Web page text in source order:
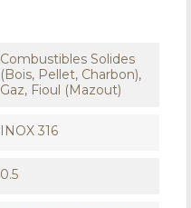
Combustibles Solides
(Bois, Pellet, Charbon),
Gaz, Fioul (Mazout)
INOX 316
0.5